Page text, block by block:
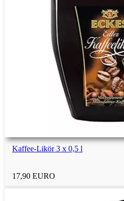
Elektriker
Kfz-Mechaniker
Dachdecker
Kaffee-Likör 3 x 0,5 l
17,90 EURO